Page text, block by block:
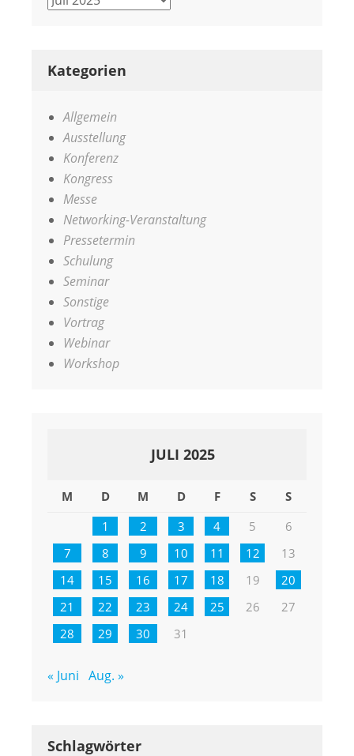
Kategorien
Allgemein
Ausstellung
Konferenz
Kongress
Messe
Networking-Veranstaltung
Pressetermin
Schulung
Seminar
Sonstige
Vortrag
Webinar
Workshop
JULI 2025
M D M D F S
S
1
2 3 4 5
6
7
8 9 10 11 12
13
14
15 16 17 18 19
20
21
22 23 24 25 26
27
28
29 30 31
« Juni Aug. »
Schlagwörter